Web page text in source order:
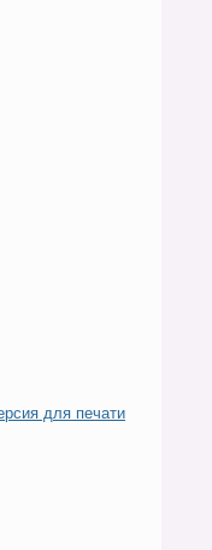
для печати